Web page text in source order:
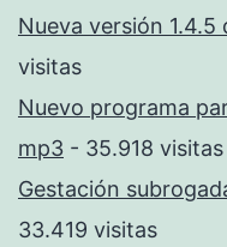
Nueva versión
visitas
Nuevo programa
mp3 - 35.918 visitas
Gestación
33.419 visitas